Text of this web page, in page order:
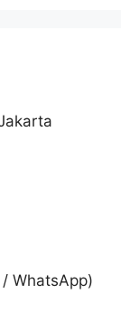
/ WhatsApp)